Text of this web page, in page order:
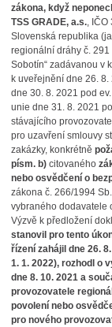
zákona, když
TSS GRADE, a.s., IČO
Slovenská republika
regionální dráhy č.
Sobotín“ zadávanou v
k uveřejnění dne 26.
dne 30. 8. 2021 pod
unie dne 31. 8. 2021
stávajícího
pro uzavření smlouvy
zakázky, konkrétně
písm. b)citovaného
nebo osvědčení o
zákona č. 266/1994
vybraného dodavatele
Výzvě k předložení
stanovil pro tento
řízení zahájil dne 26.
1. 1. 2022), rozhodl o
dne 8. 10. 2021 a
provozovatele
povolení nebo
pro nového